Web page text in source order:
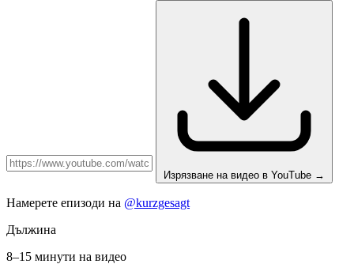
Изрязване на видео в YouTube →
Намерете епизоди на @kurzgesagt
Дължина
8–15 минути на видео